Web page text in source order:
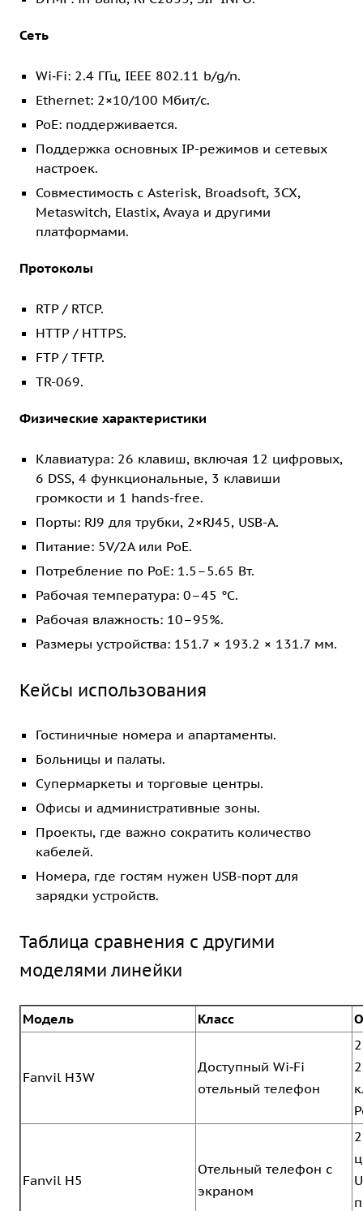
Сеть
Wi‑Fi: 2.4 ГГц, IEEE 802.11 b/g/n.
Ethernet: 2×10/100 Мбит/с.
PoE: поддерживается.
Поддержка основных IP-режимов и сетевых
настроек.
Совместимость с Asterisk, Broadsoft, 3CX,
Metaswitch, Elastix, Avaya и другими
платформами.
Протоколы
RTP / RTCP.
HTTP / HTTPS.
FTP / TFTP.
TR-069.
Физические характеристики
Клавиатура: 26 клавиш, включая 12 цифровых,
6 DSS, 4 функциональные, 3 клавиши
громкости и 1 hands-free.
Порты: RJ9 для трубки, 2×RJ45, USB-A.
Питание: 5V/2A или PoE.
Потребление по PoE: 1.5–5.65 Вт.
Рабочая температура: 0–45 °C.
Рабочая влажность: 10–95%.
Размеры устройства: 151.7 × 193.2 × 131.7 мм.
Кейсы использования
Гостиничные номера и апартаменты.
Больницы и палаты.
Супермаркеты и торговые центры.
Офисы и административные зоны.
Проекты, где важно сократить количество
кабелей.
Номера, где гостям нужен USB-порт для
зарядки устройств.
Таблица сравнения с другими
моделями линейки
Модель Класс
Fanvil H3W
Доступный Wi‑Fi
отельный телефон
Fanvil H5
Отельный телефон с
экраном